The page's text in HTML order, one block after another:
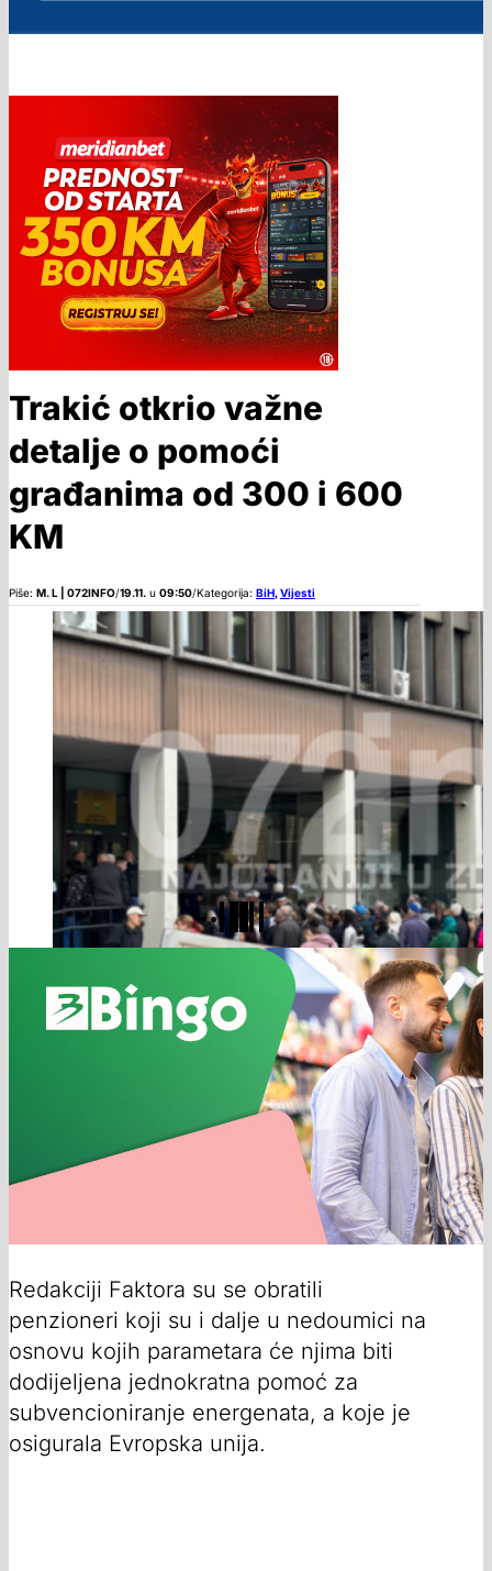
Trakić otkrio važne
detalje o pomoći
građanima od 300 i 600
KM
Piše: M. L | 072INFO/19.11. u 09:50/Kategorija: BiH,Vijesti
Redakciji Faktora su se obratili
penzioneri koji su i dalje u nedoumici na
osnovu kojih parametara će njima biti
dodijeljena jednokratna pomoć za
subvencioniranje energenata, a koje je
osigurala Evropska unija.